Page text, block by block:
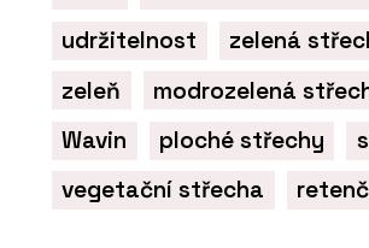
udržitelnost
zelená
zeleň
modrozelená
Wavin
ploché střechy
vegetační střecha